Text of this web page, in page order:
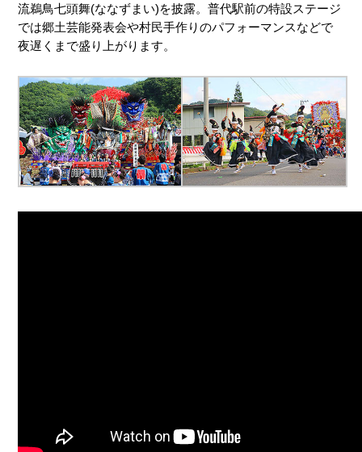
流鵜鳥七頭舞(ななずまい)を披露。普代駅前の特設ステージ
では郷土芸能発表会や村民手作りのパフォーマンスなどで
夜遅くまで盛り上がります。